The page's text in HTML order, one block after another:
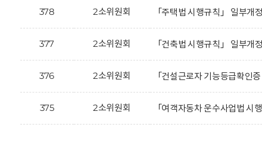
378 2소위원회 「주택법 시행규칙」 일부개
377 2소위원회 「건축법 시행규칙」 일부개
376 2소위원회 「건설근로자 기능등급확인
375 2소위원회 「여객자동차 운수사업법 시